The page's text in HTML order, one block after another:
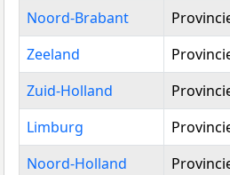
Regio
Soort
regio
Noord-Brabant
Zeeland
Zuid-Holland
Limburg
Noord-Holland